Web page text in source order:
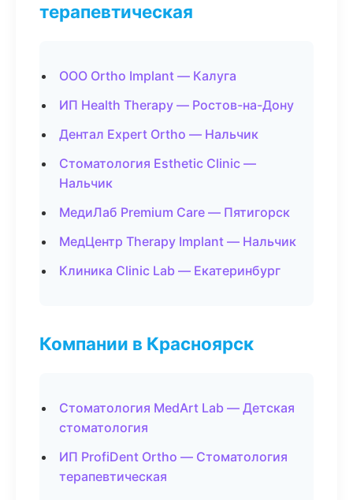
терапевтическая
ООО Ortho Implant — Калуга
ИП Health Therapy — Ростов-на-Дону
Дентал Expert Ortho — Нальчик
Стоматология Esthetic Clinic —
Нальчик
МедиЛаб Premium Care — Пятигорск
МедЦентр Therapy Implant — Нальчик
Клиника Clinic Lab — Екатеринбург
Компании в Красноярск
Стоматология MedArt Lab — Детская
стоматология
ИП ProfiDent Ortho — Стоматология
терапевтическая